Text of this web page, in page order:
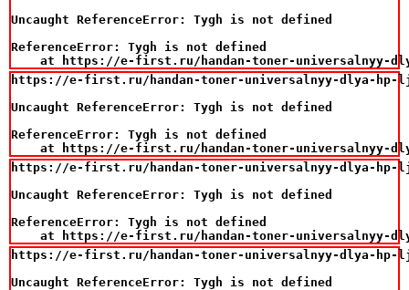
Uncaught ReferenceError: Tygh is not defined
ReferenceError: Tygh is not defined
at https://e-first.ru/handan-toner-universalnyy-
https://e-first.ru/handan-toner-universalnyy-dlya-hp-lj-
Uncaught ReferenceError: Tygh is not defined
ReferenceError: Tygh is not defined
at https://e-first.ru/handan-toner-universalnyy-
https://e-first.ru/handan-toner-universalnyy-dlya-hp-lj-
Uncaught ReferenceError: Tygh is not defined
ReferenceError: Tygh is not defined
at https://e-first.ru/handan-toner-universalnyy-
https://e-first.ru/handan-toner-universalnyy-dlya-hp-lj-
Uncaught ReferenceError: Tygh is not defined